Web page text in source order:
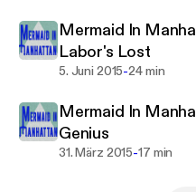
Mermaid In
Labor's Lost
5. Juni 2015-24 min
Mermaid In
Genius
31. März 2015-17 min